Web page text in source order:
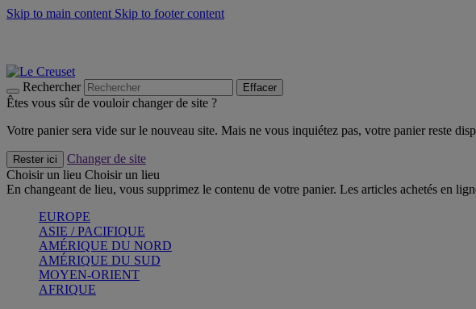
Skip to main content Skip to footer content
Rechercher Effacer
Êtes vous sûr de vouloir changer de site ?
Votre panier sera vide sur le nouveau site. Mais ne vous inquiétez pas, votre panier reste
Rester ici
Changer de site
Choisir un lieu Choisir un lieu
En changeant de lieu, vous supprimez le contenu de votre panier. Les articles achetés en
EUROPE
ASIE / PACIFIQUE
AMÉRIQUE DU NORD
AMÉRIQUE DU SUD
MOYEN-ORIENT
AFRIQUE